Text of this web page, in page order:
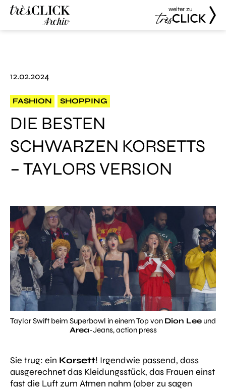
weiter zu
12.02.2024
FASHION SHOPPING
DIE BESTEN
SCHWARZEN KORSETTS
– TAYLORS VERSION
Taylor Swift beim Superbowl in einem Top von Dion Lee und
Area-Jeans,action press
Sie trug: ein Korsett! Irgendwie passend, dass
ausgerechnet das Kleidungsstück, das Frauen einst
fast die Luft zum Atmen nahm (aber zu sagen